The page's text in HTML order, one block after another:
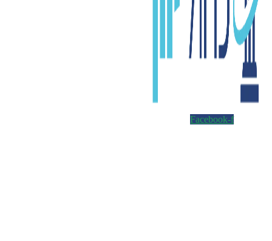
Facebook-f